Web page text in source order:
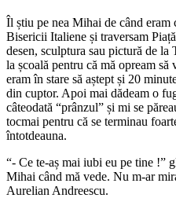
Îl știu pe nea Mihai de când
Bisericii Italiene și traversam
desen, sculptura sau pictură de
la școală pentru că mă opream să
eram în stare să aștept și 20
din cuptor. Apoi mai dădeam o
câteodată “prânzul” și mi se
tocmai pentru că se terminau
întotdeauna.
“- Ce te-aș mai iubi eu pe tine !”
Mihai când mă vede. Nu m-ar
Aurelian Andreescu.